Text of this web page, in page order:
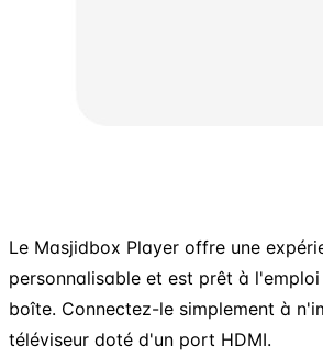
Le Masjidbox Player offre une
personnalisable et est prêt à
boîte. Connectez-le simplement à
téléviseur doté d'un port HDMI.